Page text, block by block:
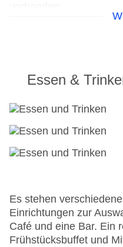
Check-out bis:
Konferenzraum
Hoteleröffnung: 2012
Hotelsafe
Lift
Anzahl der Aufzüge: 4
Haustiere
Zimmerservice
Gesamtanzahl der
Essen &
Es stehen
Einrichtungen zur
Café und eine Bar. Ein
Frühstücksbuffet und